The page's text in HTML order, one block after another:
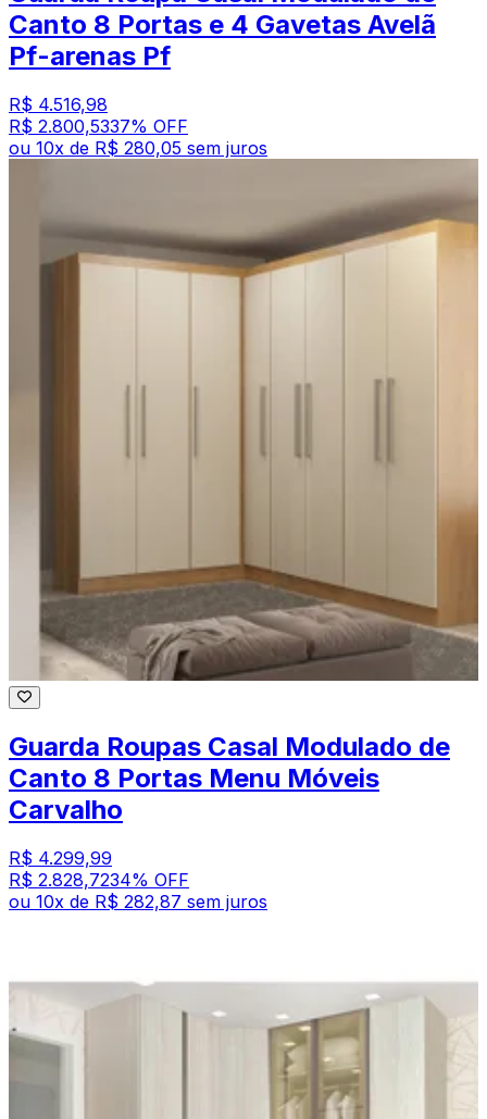
Canto 8 Portas e 4 Gavetas Avelã
Pf-arenas Pf
R$ 4.516,98
R$ 2.800,5337% OFF
ou 10x de R$ 280,05 sem juros
Guarda Roupas Casal Modulado de
Canto 8 Portas Menu Móveis
Carvalho
R$ 4.299,99
R$ 2.828,7234% OFF
ou 10x de R$ 282,87 sem juros